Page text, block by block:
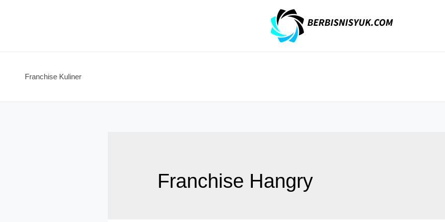
Franchise Kuliner
Franchise Hangry